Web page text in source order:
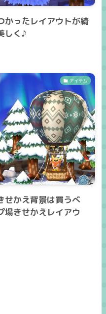
かったレイアウトが綺
しく♪
アイテム
せかえ背景は買うべ
場きせかえレイアウ